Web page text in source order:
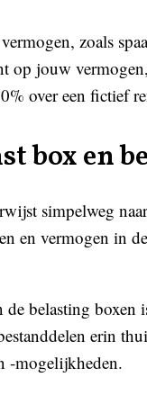
zoals
op jouw
over een fictief
box en
simpelweg
en vermogen in
belasting boxen
erin
-mogelijkheden.